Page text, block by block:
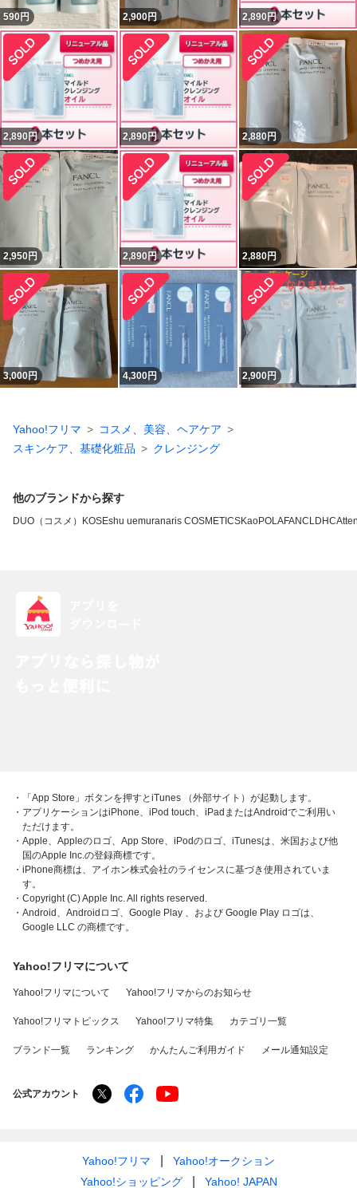
590円 2,900円 2,890 円
2,890 円 2,890 円 2,880円
2,950円 2,890 円 2,880円
3,000円 4,300円 2,900円
Yahoo!フリマ
コスメ、美容、ヘアケア
スキンケア、基礎化粧品
クレンジング
他のブランドから探す
DUO（コスメ） KOSEshu uemuranaris COSMETICSKaoPOLAFANCLDHC
・「App Store」ボタンを押すとiTunes （外部サイト）が起動します。
・アプリケーションはiPhone、iPod touch、iPadまたはAndroidでご利用い
ただけます。
・Apple、Appleのロゴ、App Store、iPodのロゴ、iTunesは、米国および他
国のApple Inc.の登録商標です。
・iPhone商標は、アイホン株式会社のライセンスに基づき使用されていま
す。
・Copyright (C) Apple Inc. All rights reserved.
・Android、Androidロゴ、Google Play 、および Google Play ロゴは、
Google LLC の商標です。
Yahoo!フリマについて
Yahoo!フリマについて Yahoo!フリマからのお知らせ
Yahoo!フリマトピックス Yahoo!フリマ特集 カテゴリ一覧
ブランド一覧 ランキング かんたんご利用ガイド メール通知設定
公式アカウント
Yahoo!フリマ
Yahoo!オークション
Yahoo!ショッピング
Yahoo! JAPAN